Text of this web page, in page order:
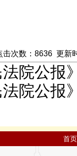
击次数： 8636 更新
法院公报
法院公
首页